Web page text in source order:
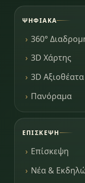
ΨΗΦΙΑΚΆ
360°
3D Χάρτης
3D Αξιοθέατα
Πανόραμα
ΕΠΊΣΚΕΨΗ
Επίσκεψη
Νέα &